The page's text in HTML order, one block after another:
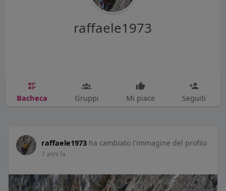
raffaele1973
Bacheca Gruppi Mi piace Seguiti
raffaele1973 ha cambiato l'immagine del profilo
7 anni fa